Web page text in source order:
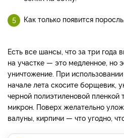
Как только появится
Есть все шансы, что за три года
на участке — это медленное, но
уничтожение. При
начале лета скосите борщевик,
черной полиэтиленовой
микрон. Поверх желательно
валуны, кирпичи — что угодно,